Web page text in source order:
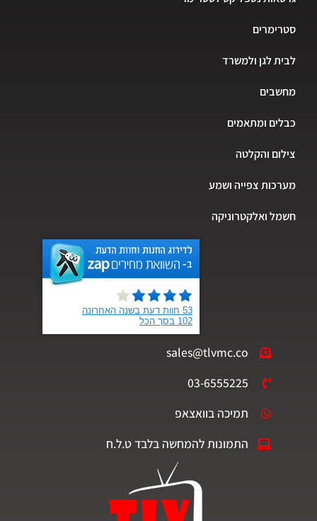
סטרימרים
לבית לגן ולמשרד
מחשבים
כבלים ומתאמים
צילום והקלטה
מערכות צפייה ושמע
חשמל ואלקטרוניקה
sales@tlvmc.co
03-6555225
תמיכה בוואצאפ
התמונות להמחשה בלבד ט.ל.ח